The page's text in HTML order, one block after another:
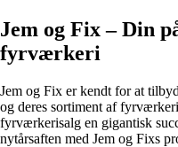
Jem og Fix – Din
fyrværkeri
Jem og Fix er kendt for at
og deres sortiment af
fyrværkerisalg en gigantisk
nytårsaften med Jem og Fixs